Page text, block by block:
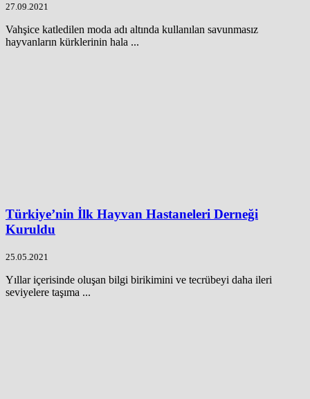
27.09.2021
Vahşice katledilen moda adı altında kullanılan savunmasız
hayvanların kürklerinin hala ...
Türkiye’nin İlk Hayvan Hastaneleri Derneği
Kuruldu
25.05.2021
Yıllar içerisinde oluşan bilgi birikimini ve tecrübeyi daha ileri
seviyelere taşıma ...